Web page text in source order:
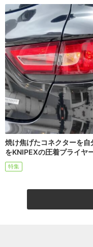
焼け焦げたコネクターを
をKNIPEXの圧着プライヤ
特集